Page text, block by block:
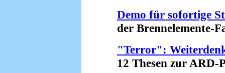
Demo für sofortige
der Brennelemente-
"Terror":
12 Thesen zur ARD-